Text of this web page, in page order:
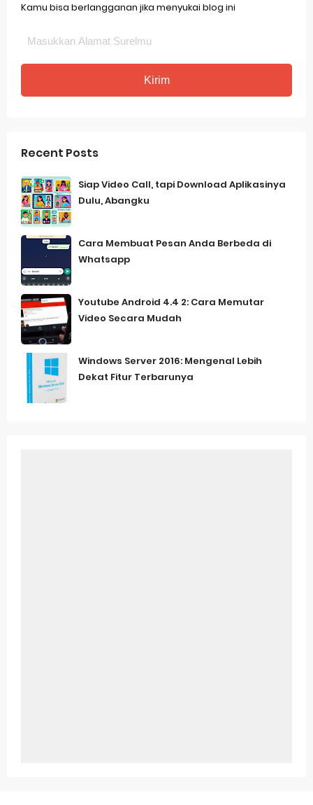
Kamu bisa berlangganan jika menyukai blog ini
Recent Posts
Siap Video Call, tapi Download Aplikasinya
Dulu, Abangku
Cara Membuat Pesan Anda Berbeda di
Whatsapp
Youtube Android 4.4 2: Cara Memutar
Video Secara Mudah
Windows Server 2016: Mengenal Lebih
Dekat Fitur Terbarunya